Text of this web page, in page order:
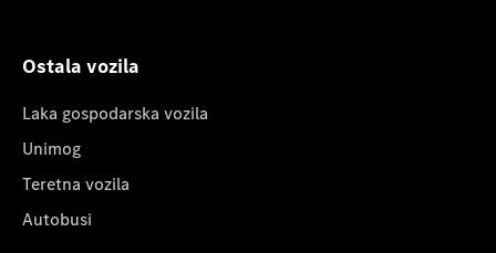
Ostala vozila
Laka gospodarska vozila
Unimog
Teretna vozila
Autobusi